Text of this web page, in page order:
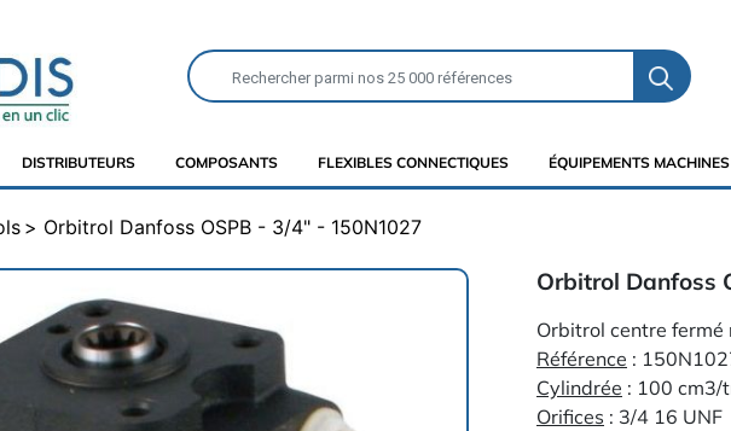
DISTRIBUTEURS COMPOSANTS FLEXIBLES CONNECTIQUES ÉQUIPEMENTS MACHINES
Orbitrol Danfoss OSPB - 3/4" - 150N1027
Orbitrol Danfoss
Orbitrol centre fermé
Référence :
Cylindrée : 100 cm3/
Orifices : 3/4 16 UNF